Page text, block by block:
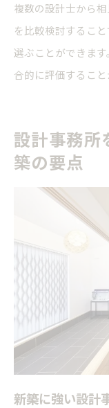
複数の設計士から
を比較検討するこ
選ぶことができま
合的に評価すること
設計事務所
築の要点
新築に強い設計